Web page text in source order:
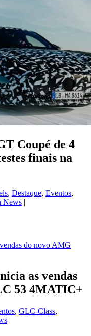
Coupé de 4
finais na
, Destaque, Eventos,
News |
as vendas
53 4MATIC+
, GLC-Class,
|